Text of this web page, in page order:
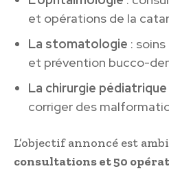
et opérations de la
La stomatologie :
et prévention bucco-
La chirurgie pédiatrique
corriger des
L’objectif annoncé est
consultations et 50